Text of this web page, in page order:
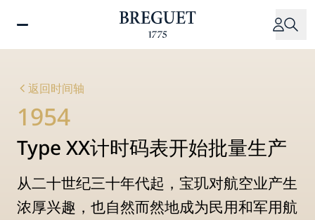
返回时间轴
1954
Type XX计时码表开始批量生产
从二十世纪三十年代起，宝玑对航空业产生
浓厚兴趣，也自然而然地成为民用和军用航